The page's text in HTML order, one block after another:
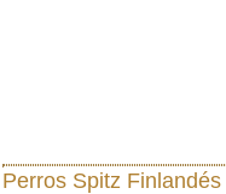
Perros Spitz Finlandés